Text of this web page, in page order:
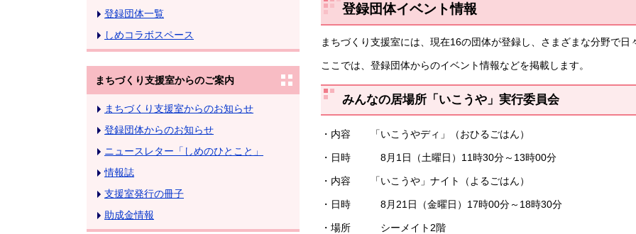
登録団体一覧
しめコラボスペース
まちづくり支援室からのご案内
まちづくり支援室からのお知らせ
登録団体からのお知らせ
ニュースレター「しめのひとこと」
情報誌
支援室発行の冊子
助成金情報
登録団体イベント情報
まちづくり支援室には、現在16の団体が登録し、さまざまな分野で日
ここでは、登録団体からのイベント情報などを掲載します。
みんなの居場所「いこうや」実行委員会
・内容 「いこうやディ」（おひるごはん）
・日時 8月1日（土曜日）11時30分～13時00分
・内容 「いこうや」ナイト（よるごはん）
・日時 8月21日（金曜日）17時00分～18時30分
・場所 シーメイト2階